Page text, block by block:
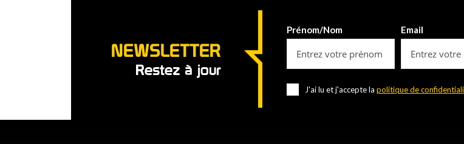
NEWSLETTER
Restez à jour
Prénom/Nom Email
J'ai lu et j'accepte la politique de